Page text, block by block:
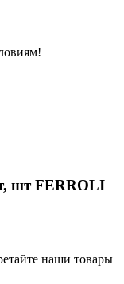
шт FERROLI
наши товары